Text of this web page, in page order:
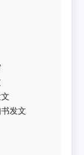
发文